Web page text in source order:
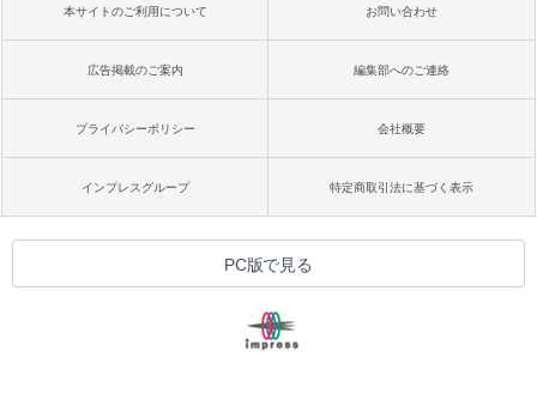
本サイトのご利用について お問い合わせ
広告掲載のご案内 編集部へのご連絡
プライバシーポリシー 会社概要
インプレスグループ 特定商取引法に基づく表示
PC版で見る